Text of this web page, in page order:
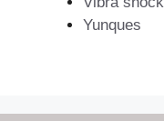
Yunques